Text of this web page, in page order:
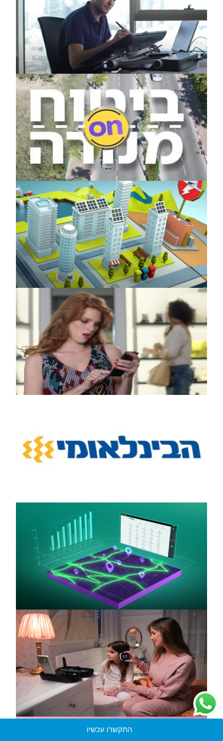
התקשרו עכשיו